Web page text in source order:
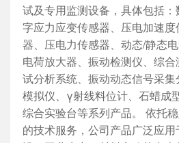
试及专用监测设备，具体包括
字应力应变传感器、压电加速
器、压电力传感器、动态/静态电
电荷放大器、振动检测仪、综
试分析系统、振动动态信号采
模拟仪、γ射线料位计、石蜡成
综合实验台等系列产品。 依托
的技术服务，公司产品广泛应